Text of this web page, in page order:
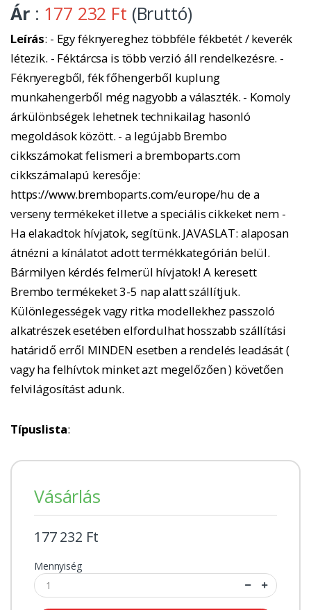
Ár : 177 232 Ft (Bruttó)
Leírás: - Egy féknyereghez többféle fékbetét / keverék
létezik. - Féktárcsa is több verzió áll rendelkezésre. -
Féknyeregből, fék főhengerből kuplung
munkahengerből még nagyobb a választék. - Komoly
árkülönbségek lehetnek technikailag hasonló
megoldások között. - a legújabb Brembo
cikkszámokat felismeri a bremboparts.com
cikkszámalapú keresője:
https://www.bremboparts.com/europe/hu de a
verseny termékeket illetve a speciális cikkeket nem -
Ha elakadtok hívjatok, segítünk. JAVASLAT: alaposan
átnézni a kínálatot adott termékkategórián belül.
Bármilyen kérdés felmerül hívjatok! A keresett
Brembo termékeket 3-5 nap alatt szállítjuk.
Különlegességek vagy ritka modellekhez passzoló
alkatrészek esetében elfordulhat hosszabb szállítási
határidő erről MINDEN esetben a rendelés leadását (
vagy ha felhívtok minket azt megelőzően ) követően
felvilágosítást adunk.
Típuslista:
Vásárlás
177 232 Ft
Mennyiség